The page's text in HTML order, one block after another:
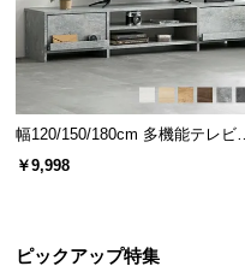
幅120/150/180cm 多機能テレビボ
ード 木目/石目調 オープン収納・
￥9,998
ピックアップ特集